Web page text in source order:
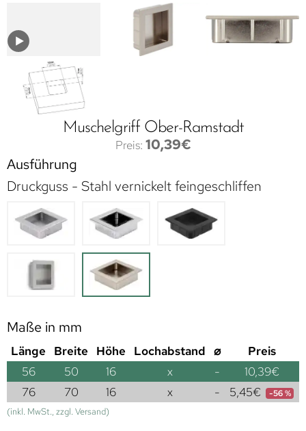
Muschelgriff Ober-Ramstadt
10,39€
Ausführung
Druckguss - Stahl vernickelt feingeschliffen
Maße in mm
Länge Breite Höhe Lochabstand ⌀
Preis
56
50 16 x - 10,39€
76
70 16 x - 5,45€ -56 %
(inkl. MwSt., zzgl. Versand)